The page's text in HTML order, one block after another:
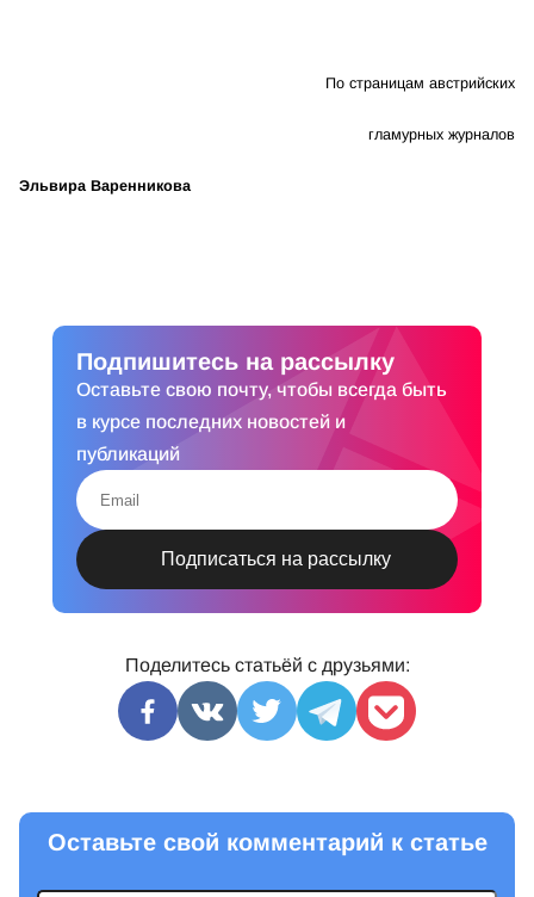
По страницам австрийских
гламурных журналов
Эльвира Варенникова
Подпишитесь на рассылку
Оставьте свою почту, чтобы всегда быть
в курсе последних новостей и
публикаций
Поделитесь статьёй с друзьями:
Оставьте свой комментарий к статье